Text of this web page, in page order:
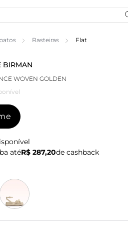
Rasteiras Flat
BIRMAN
WOVEN GOLDEN
atéR$ 287,20de cashback